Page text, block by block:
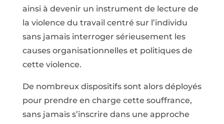
ainsi à devenir un instrument de lecture de
la violence du travail centré sur l’individu
sans jamais interroger sérieusement les
causes organisationnelles et politiques de
cette violence.
De nombreux dispositifs sont alors déployés
pour prendre en charge cette souffrance,
sans jamais s’inscrire dans une approche